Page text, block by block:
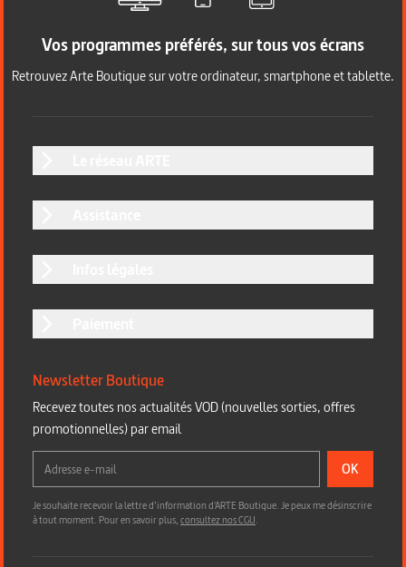
Vos programmes préférés, sur tous vos écrans
Retrouvez Arte Boutique sur votre ordinateur, smartphone et tablette.
Newsletter Boutique
Recevez toutes nos actualités VOD (nouvelles sorties, offres
promotionnelles) par email
OK
Je souhaite recevoir la lettre d’information d'ARTE Boutique. Je peux me désinscrire
à tout moment. Pour en savoir plus,consultez nos CGU.